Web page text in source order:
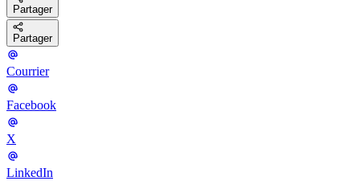
Partager
Partager
Courrier
Facebook
X
LinkedIn